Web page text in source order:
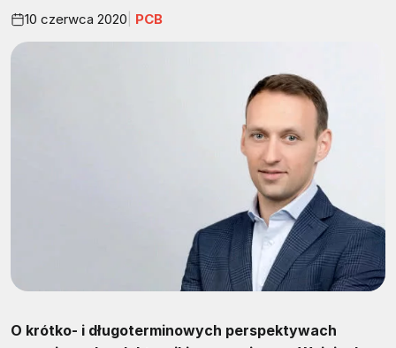
10 czerwca 2020 PCB
O krótko- i długoterminowych perspektywach